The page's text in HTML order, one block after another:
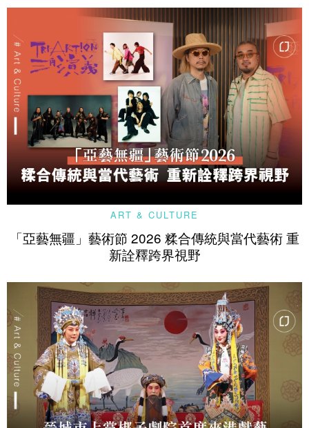
ART & CULTURE
「亞藝無疆」藝術節 2026 糅合傳統與當代藝術 重
新詮釋跨界視野